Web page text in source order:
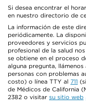
Si desea encontrar el
en nuestro directorio de
La información de este
periódicamente. La
proveedores y servicios
profesional de la salud
se obtiene en el proceso
alguna pregunta,
personas con problemas
costo) o línea TTY al 711
de Médicos de California
2382 o visitar su sitio web